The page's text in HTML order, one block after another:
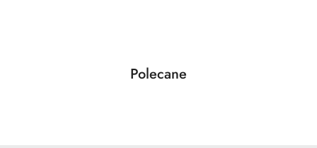
Pomiń karuzelę produktów
Produkty
Polecane